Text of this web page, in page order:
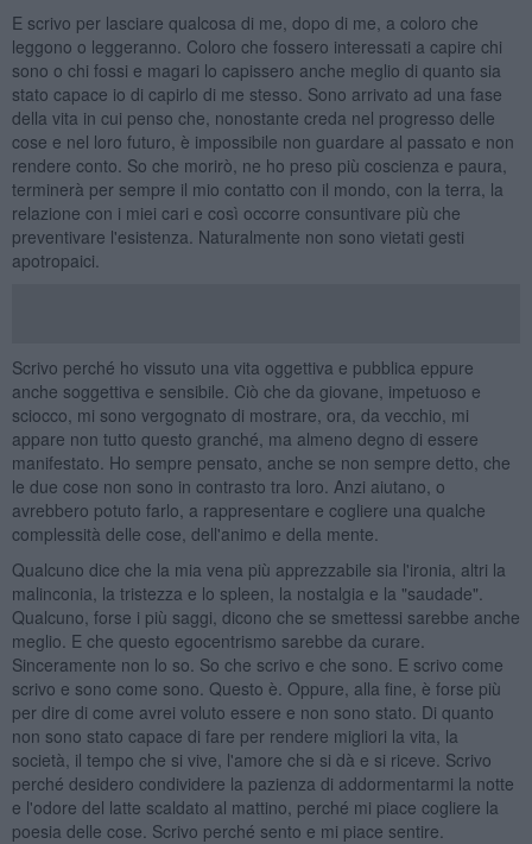
E scrivo per lasciare qualcosa di me, dopo di me, a coloro che
leggono o leggeranno. Coloro che fossero interessati a capire chi
sono o chi fossi e magari lo capissero anche meglio di quanto sia
stato capace io di capirlo di me stesso. Sono arrivato ad una fase
della vita in cui penso che, nonostante creda nel progresso delle
cose e nel loro futuro, è impossibile non guardare al passato e non
rendere conto. So che morirò, ne ho preso più coscienza e paura,
terminerà per sempre il mio contatto con il mondo, con la terra, la
relazione con i miei cari e così occorre consuntivare più che
preventivare l'esistenza. Naturalmente non sono vietati gesti
apotropaici.
Scrivo perché ho vissuto una vita oggettiva e pubblica eppure
anche soggettiva e sensibile. Ciò che da giovane, impetuoso e
sciocco, mi sono vergognato di mostrare, ora, da vecchio, mi
appare non tutto questo granché, ma almeno degno di essere
manifestato. Ho sempre pensato, anche se non sempre detto, che
le due cose non sono in contrasto tra loro. Anzi aiutano, o
avrebbero potuto farlo, a rappresentare e cogliere una qualche
complessità delle cose, dell'animo e della mente.
Qualcuno dice che la mia vena più apprezzabile sia l'ironia, altri la
malinconia, la tristezza e lo spleen, la nostalgia e la "saudade".
Qualcuno, forse i più saggi, dicono che se smettessi sarebbe anche
meglio. E che questo egocentrismo sarebbe da curare.
Sinceramente non lo so. So che scrivo e che sono. E scrivo come
scrivo e sono come sono. Questo è. Oppure, alla fine, è forse più
per dire di come avrei voluto essere e non sono stato. Di quanto
non sono stato capace di fare per rendere migliori la vita, la
società, il tempo che si vive, l'amore che si dà e si riceve. Scrivo
perché desidero condividere la pazienza di addormentarmi la notte
e l'odore del latte scaldato al mattino, perché mi piace cogliere la
poesia delle cose. Scrivo perché sento e mi piace sentire.